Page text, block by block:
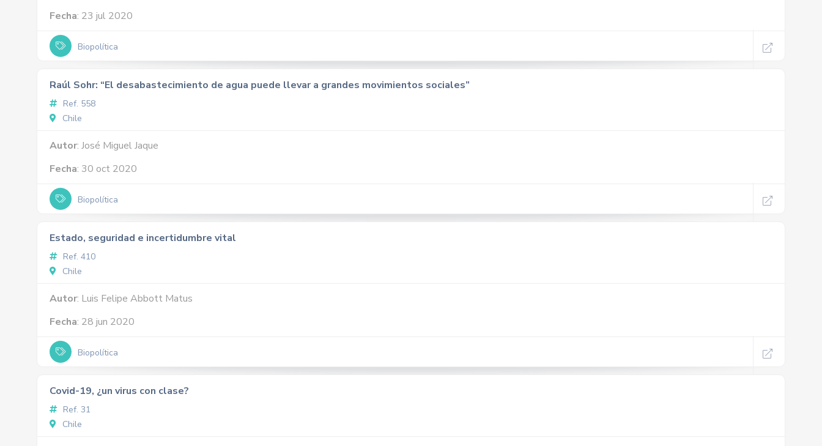
Fecha: 23 jul 2020
Biopolítica
Raúl Sohr: “El desabastecimiento de agua puede llevar a grandes movimientos sociales”
Ref. 558
Chile
Autor: José Miguel Jaque
Fecha: 30 oct 2020
Biopolítica
Estado, seguridad e incertidumbre vital
Ref. 410
Chile
Autor: Luis Felipe Abbott Matus
Fecha: 28 jun 2020
Biopolítica
Covid-19, ¿un virus con clase?
Ref. 31
Chile